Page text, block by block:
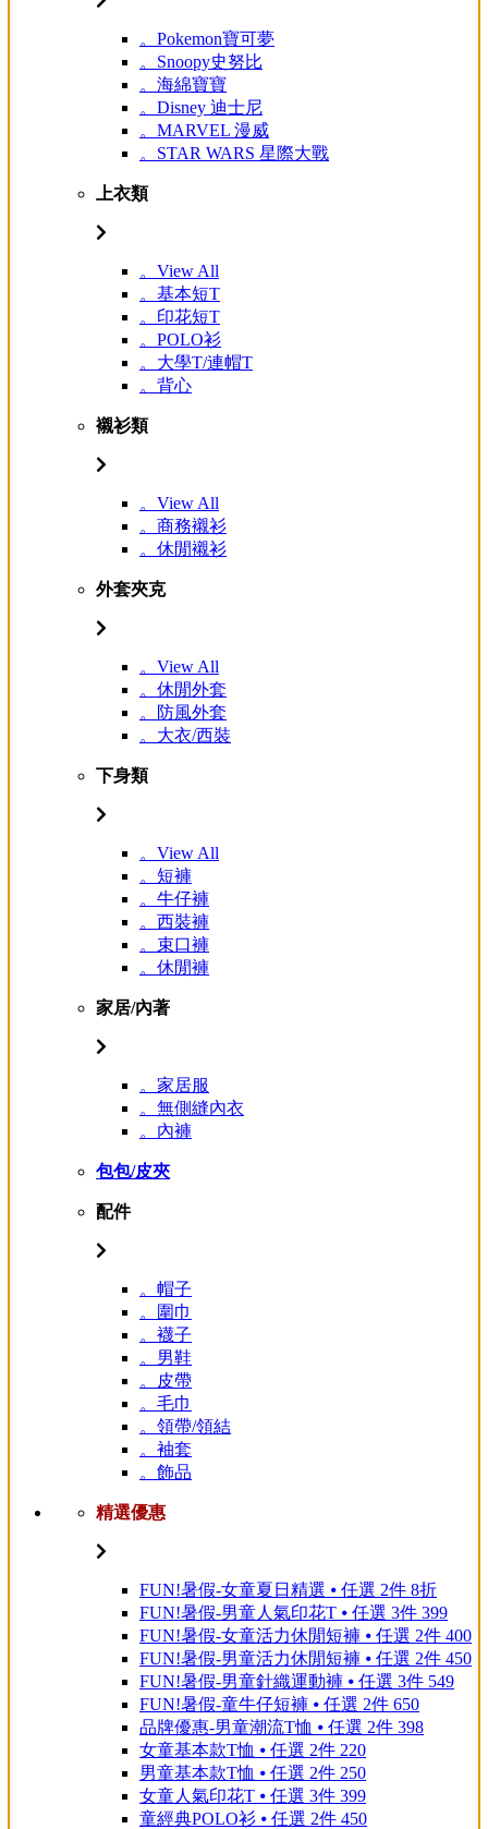
。Pokemon寶可夢
。Snoopy史努比
。海綿寶寶
。Disney 迪士尼
。MARVEL 漫威
。STAR WARS 星際大戰
上衣類
。View All
。基本短T
。印花短T
。POLO衫
。大學T/連帽T
。背心
襯衫類
。View All
。商務襯衫
。休閒襯衫
外套夾克
。View All
。休閒外套
。防風外套
。大衣/西裝
下身類
。View All
。短褲
。牛仔褲
。西裝褲
。束口褲
。休閒褲
家居/內著
。家居服
。無側縫內衣
。內褲
包包/皮夾
配件
。帽子
。圍巾
。襪子
。男鞋
。皮帶
。毛巾
。領帶/領結
。袖套
。飾品
精選優惠
FUN!暑假-女童夏日精選 ⦁ 任選 2件 8折
FUN!暑假-男童人氣印花T ⦁ 任選 3件 399
FUN!暑假-女童活力休閒短褲 ⦁ 任選 2件 400
FUN!暑假-男童活力休閒短褲 ⦁ 任選 2件 450
FUN!暑假-男童針織運動褲 ⦁ 任選 3件 549
FUN!暑假-童牛仔短褲 ⦁ 任選 2件 650
品牌優惠-男童潮流T恤 ⦁ 任選 2件 398
女童基本款T恤 ⦁ 任選 2件 220
男童基本款T恤 ⦁ 任選 2件 250
女童人氣印花T ⦁ 任選 3件 399
童經典POLO衫 ⦁ 任選 2件 450